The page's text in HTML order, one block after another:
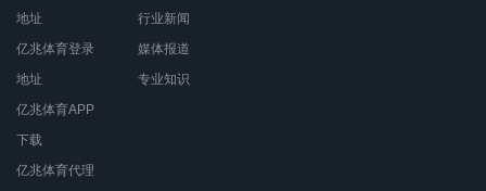
地址
亿兆体育登录
地址
亿兆体育APP
下载
亿兆体育代理
行业新闻
媒体报道
专业知识